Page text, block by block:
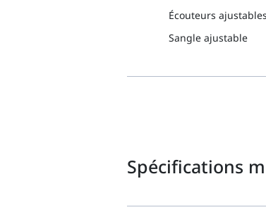
Écouteurs ajustables
Sangle ajustable
Spécifications